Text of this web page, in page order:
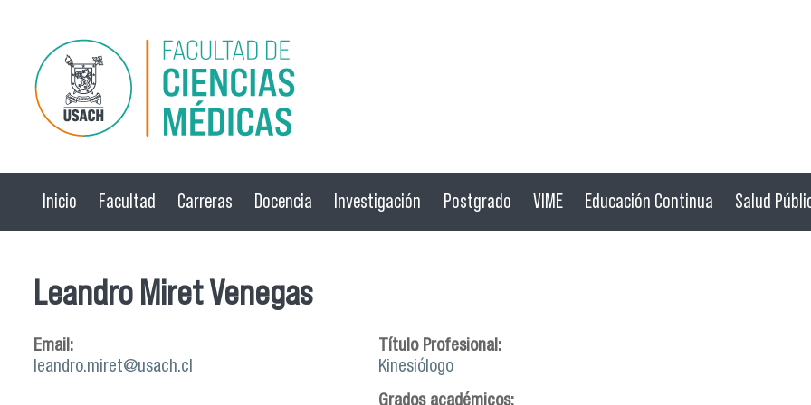
Pasar al contenido principal
Inicio Facultad Carreras Docencia Investigación Postgrado VIME Educación Continua Salud
Leandro Miret Venegas
Email:
leandro.miret@usach.cl
Título Profesional:
Kinesiólogo